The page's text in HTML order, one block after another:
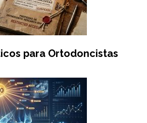
para Ortodoncistas